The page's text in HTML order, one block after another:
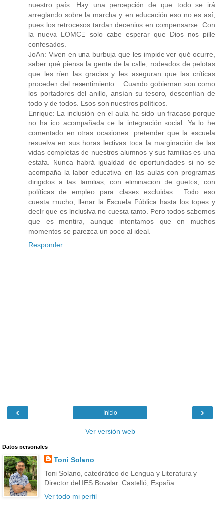
nuestro país. Hay una percepción de que todo se irá
arreglando sobre la marcha y en educación eso no es así,
pues los retrocesos tardan decenios en compensarse. Con
la nueva LOMCE solo cabe esperar que Dios nos pille
confesados.
JoAn: Viven en una burbuja que les impide ver qué ocurre,
saber qué piensa la gente de la calle, rodeados de pelotas
que les ríen las gracias y les aseguran que las críticas
proceden del resentimiento... Cuando gobiernan son como
los portadores del anillo, ansían su tesoro, desconfían de
todo y de todos. Esos son nuestros políticos.
Enrique: La inclusión en el aula ha sido un fracaso porque
no ha ido acompañada de la integración social. Ya lo he
comentado en otras ocasiones: pretender que la escuela
resuelva en sus horas lectivas toda la marginación de las
vidas completas de nuestros alumnos y sus familias es una
estafa. Nunca habrá igualdad de oportunidades si no se
acompaña la labor educativa en las aulas con programas
dirigidos a las familias, con eliminación de guetos, con
políticas de empleo para clases excluidas... Todo eso
cuesta mucho; llenar la Escuela Pública hasta los topes y
decir que es inclusiva no cuesta tanto. Pero todos sabemos
que es mentira, aunque intentamos que en muchos
momentos se parezca un poco al ideal.
Responder
‹ ›
Inicio
Ver versión web
Datos personales
Toni Solano
Toni Solano, catedrático de Lengua y Literatura y
Director del IES Bovalar. Castelló, España.
Ver todo mi perfil